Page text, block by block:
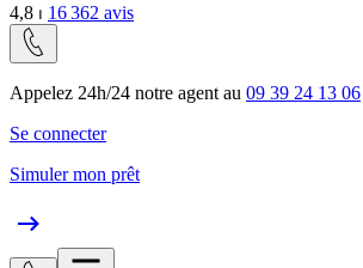
4,8 ⏐ 16 362 avis
Appelez 24h/24 notre agent au 09 39 24 13 06
Se connecter
Simuler mon prêt